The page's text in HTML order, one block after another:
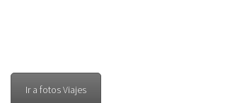
Ir a fotos Viajes